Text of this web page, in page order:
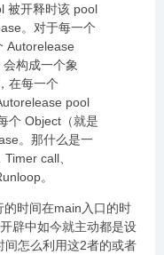
被开释时该 pool
。对于每一个
Autorelease
构成一个象
在每一个
pool
个 Object（就是
。那什么是一
call、
。
的时间在main入口的时
辟中如今就主动都是设
间怎么利用这2者的或者